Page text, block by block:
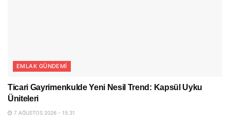
EMLAK GÜNDEMI
Ticari Gayrimenkulde Yeni Nesil Trend: Kapsül Uyku
Üniteleri
7 AĞUSTOS 2026 - 15:31